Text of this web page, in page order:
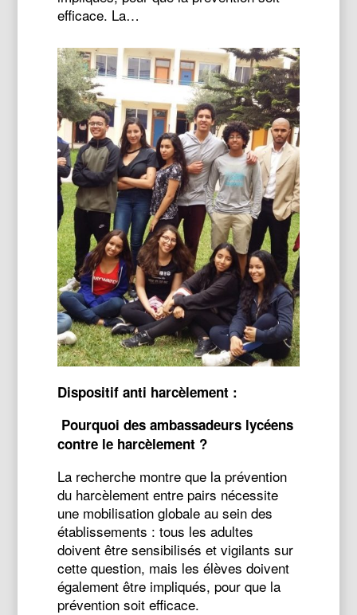
efficace. La…
Dispositif anti harcèlement :
Pourquoi des ambassadeurs lycéens
contre le harcèlement ?
La recherche montre que la prévention
du harcèlement entre pairs nécessite
une mobilisation globale au sein des
établissements : tous les adultes
doivent être sensibilisés et vigilants sur
cette question, mais les élèves doivent
également être impliqués, pour que la
prévention soit efficace.